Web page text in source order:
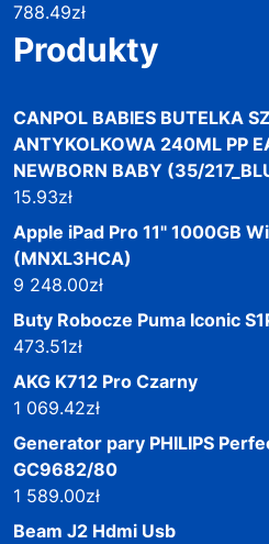
788.49zł
Produkty
CANPOL BABIES BUTELKA
ANTYKOLKOWA 240ML PP
NEWBORN BABY (35/
15.93zł
Apple iPad Pro 11" 1000GB
(MNXL3HCA)
9 248.00zł
Buty Robocze Puma Iconic
473.51zł
AKG K712 Pro Czarny
1 069.42zł
Generator pary PHILIPS
GC9682/80
1 589.00zł
Beam J2 Hdmi Usb